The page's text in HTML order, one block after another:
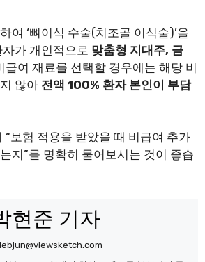
여 ‘뼈이식 수술(치조골 이식술)’을
가 개인적으로 맞춤형 지대주, 금
급여 재료를 선택할 경우에는 해당 비
않아 전액 100% 환자 본인이 부담
“보험 적용을 받았을 때 비급여 추가
지”를 명확히 물어보시는 것이 좋습
현준 기자